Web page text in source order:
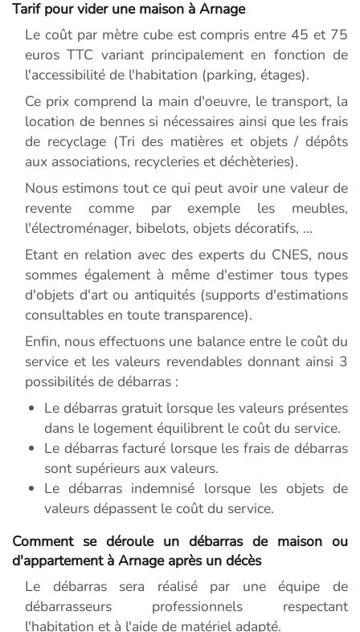
Tarif pour vider une maison à Arnage
Le coût par mètre cube est compris entre 45 et 75
euros TTC variant principalement en fonction de
l'accessibilité de l'habitation (parking, étages).
Ce prix comprend la main d'oeuvre, le transport, la
location de bennes si nécessaires ainsi que les frais
de recyclage (Tri des matières et objets / dépôts
aux associations, recycleries et déchèteries).
Nous estimons tout ce qui peut avoir une valeur de
revente comme par exemple les meubles,
l'électroménager, bibelots, objets décoratifs, ...
Etant en relation avec des experts du CNES, nous
sommes également à même d'estimer tous types
d'objets d'art ou antiquités (supports d'estimations
consultables en toute transparence).
Enfin, nous effectuons une balance entre le coût du
service et les valeurs revendables donnant ainsi 3
possibilités de débarras :
Le débarras gratuit lorsque les valeurs présentes
dans le logement équilibrent le coût du service.
Le débarras facturé lorsque les frais de débarras
sont supérieurs aux valeurs.
Le débarras indemnisé lorsque les objets de
valeurs dépassent le coût du service.
Comment se déroule un débarras de maison ou
d'appartement à Arnage après un décès
Le débarras sera réalisé par une équipe de
débarrasseurs professionnels respectant
l'habitation et à l'aide de matériel adapté.